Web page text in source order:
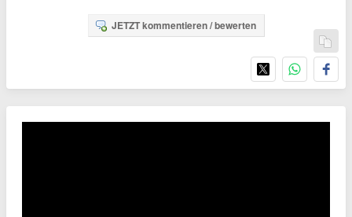
JETZT kommentieren / bewerten